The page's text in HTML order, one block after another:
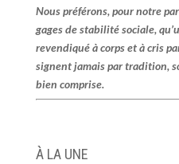
Nous préférons, pour notre
gages de stabilité sociale,
revendiqué à corps et à cris
signent jamais par tradition,
bien comprise.
À LA UNE